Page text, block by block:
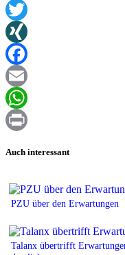
Twitter
XING
Facebook
Email
WhatsApp
Auch interessant
PZU über den Erwartungen
Talanx übertrifft